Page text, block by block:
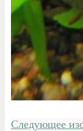
Следующее